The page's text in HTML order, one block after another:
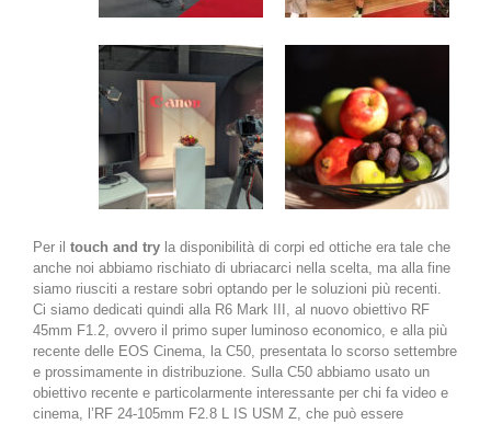
Per il touch and try la disponibilità di corpi ed ottiche era tale che
anche noi abbiamo rischiato di ubriacarci nella scelta, ma alla fine
siamo riusciti a restare sobri optando per le soluzioni più recenti.
Ci siamo dedicati quindi alla R6 Mark III, al nuovo obiettivo RF
45mm F1.2, ovvero il primo super luminoso economico, e alla più
recente delle EOS Cinema, la C50, presentata lo scorso settembre
e prossimamente in distribuzione. Sulla C50 abbiamo usato un
obiettivo recente e particolarmente interessante per chi fa video e
cinema, l’RF 24-105mm F2.8 L IS USM Z, che può essere